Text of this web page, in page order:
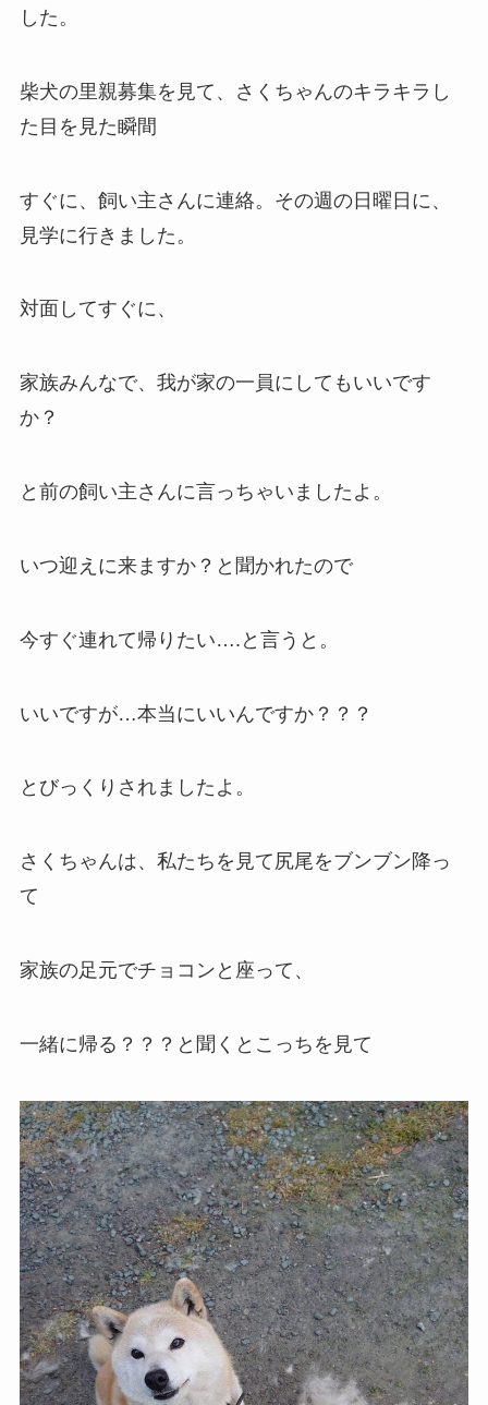
した。
柴犬の里親募集を見て、さくちゃんのキラキラし
た目を見た瞬間
すぐに、飼い主さんに連絡。その週の日曜日に、
見学に行きました。
対面してすぐに、
家族みんなで、我が家の一員にしてもいいです
か？
と前の飼い主さんに言っちゃいましたよ。
いつ迎えに来ますか？と聞かれたので
今すぐ連れて帰りたい….と言うと。
いいですが…本当にいいんですか？？？
とびっくりされましたよ。
さくちゃんは、私たちを見て尻尾をブンブン降っ
て
家族の足元でチョコンと座って、
一緒に帰る？？？と聞くとこっちを見て